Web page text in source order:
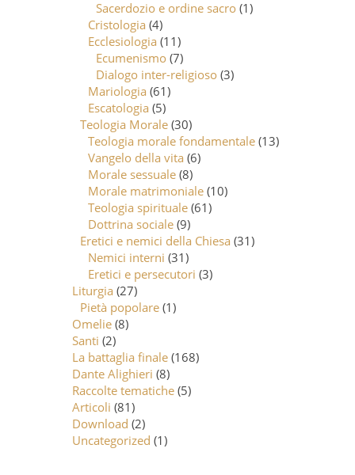
Sacerdozio e ordine sacro (1)
Cristologia (4)
Ecclesiologia (11)
Ecumenismo (7)
Dialogo inter-religioso (3)
Mariologia (61)
Escatologia (5)
Teologia Morale (30)
Teologia morale fondamentale (13)
Vangelo della vita (6)
Morale sessuale (8)
Morale matrimoniale (10)
Teologia spirituale (61)
Dottrina sociale (9)
Eretici e nemici della Chiesa (31)
Nemici interni (31)
Eretici e persecutori (3)
Liturgia (27)
Pietà popolare (1)
Omelie (8)
Santi (2)
La battaglia finale (168)
Dante Alighieri (8)
Raccolte tematiche (5)
Articoli (81)
Download (2)
Uncategorized (1)